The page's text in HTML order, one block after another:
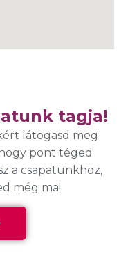
tagja!
látogasd meg
pont téged
a csapatunkhoz,
még ma!